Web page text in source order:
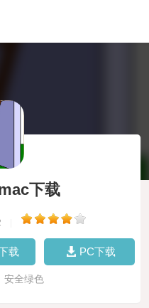
下载
载 PC下载
安全绿色